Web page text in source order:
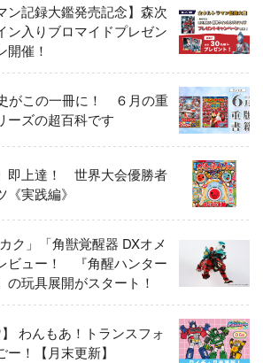
ン記録大鑑発売記念】森次
ン入りブロマイドプレゼン
開催！
がこの一冊に！ ６月の重
ーズの超百科です
即上達！ 世界大会優勝者
実践編》
ク」「角獣覚醒器 DXオメ
ビュー！ 『角醒ハンター
の玩具展開がスタート！
わんもあ！トランスフォ
！【月末更新】